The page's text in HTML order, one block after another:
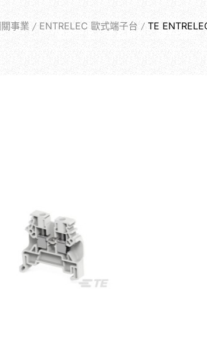
產品系列
事業 ENTRELEC 歐式端子台 TE